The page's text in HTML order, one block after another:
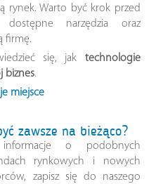
rynek. Warto być krok przed
dostępne narzędzia oraz
firmę.
się, jak technologie
biznes.
miejsce
zawsze na bieżąco?
o podobnych
rynkowych i nowych
zapisz się do naszego